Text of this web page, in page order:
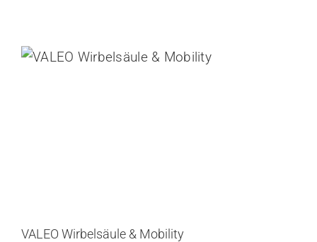
VALEO Wirbelsäule & Mobility